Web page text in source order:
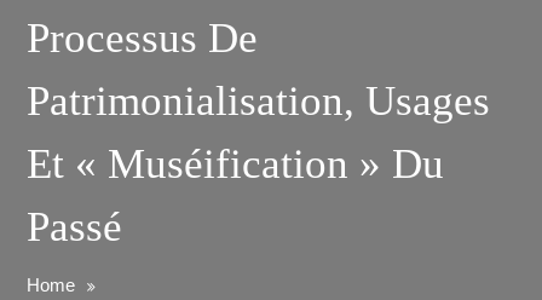
Processus De
Patrimonialisation, Usages
Et « Muséification » Du
Passé
Home